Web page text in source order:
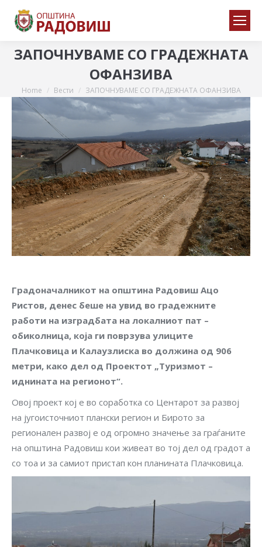
ЗАПОЧНУВАМЕ СО ГРАДЕЖНАТА
ОФАНЗИВА
You are here:
Home Вести ЗАПОЧНУВАМЕ СО ГРАДЕЖНАТА ОФАНЗИВА
Градоначалникот на општина Радовиш Ацо
Ристов, денес беше на увид во градежните
работи на изградбата на локалниот пат –
обиколница, која ги поврзува улиците
Плачковица и Калаузлиска во должина од 906
метри, како дел од Проектот „Туризмот –
иднината на регионот“.
Овој проект кој е во соработка со Центарот за развој
на југоисточниот плански регион и Бирото за
регионален развој е од огромно значење за граѓаните
на општина Радовиш кои живеат во тој дел од градот а
со тоа и за самиот пристап кон планината Плачковица.